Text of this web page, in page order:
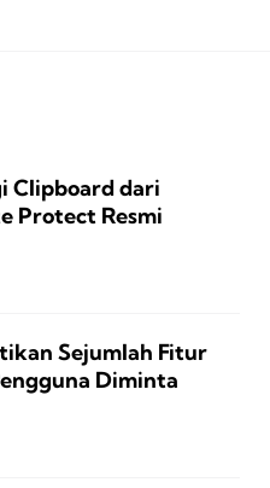
Clipboard dari
Protect Resmi
Sejumlah Fitur
Diminta